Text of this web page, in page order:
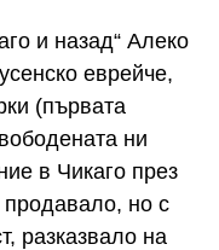
и назад“ Алеко
еврейче,
(първата
ни
в Чикаго през
продавало, но с
разказвало на